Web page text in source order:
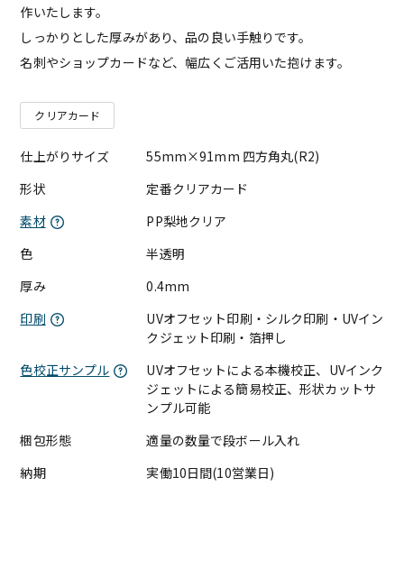
作いたします。
しっかりとした厚みがあり、品の良い手触りです。
名刺やショップカードなど、幅広くご活用いた抱けます。
クリアカード
仕上がりサイズ
55mm×91mm 四方角丸(R2)
形状
定番クリアカード
素材
PP梨地クリア
色
半透明
厚み
0.4mm
印刷
UVオフセット印刷・シルク印刷・UVイン
クジェット印刷・箔押し
色校正サンプル
UVオフセットによる本機校正、UVインク
ジェットによる簡易校正、形状カットサ
ンプル可能
梱包形態
適量の数量で段ボール入れ
納期
実働10日間(10営業日)